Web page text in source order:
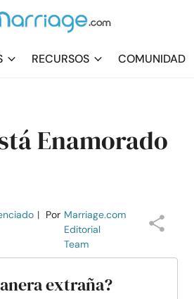
RECURSOS COMUNIDAD
Enamorado
| Por Marriage.com
Editorial
Team
extraña?